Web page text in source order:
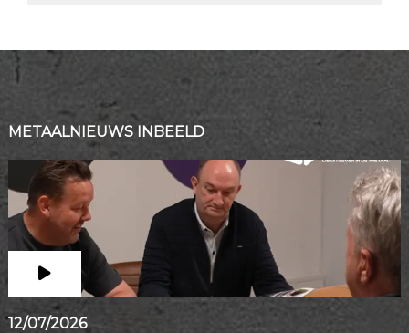
METAALNIEUWS INBEELD
12/07/2026